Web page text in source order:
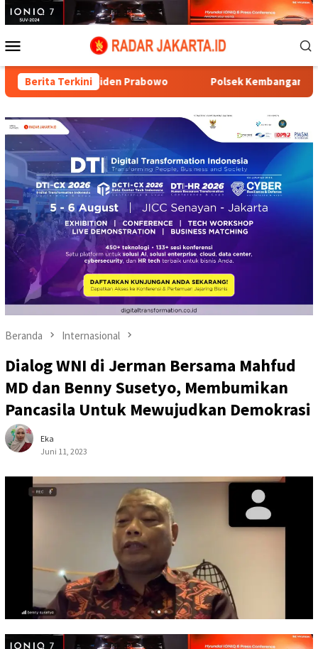
Loncat
ke
Mobile
Berita Terkini
Prabowo Polsek Kembangan Sita 1,1 Kg Sabu dan
Beranda Internasional
Dialog WNI di Jerman Bersama Mahfud
MD dan Benny Susetyo, Membumikan
Pancasila Untuk Mewujudkan Demokrasi
Eka
Juni 11, 2023